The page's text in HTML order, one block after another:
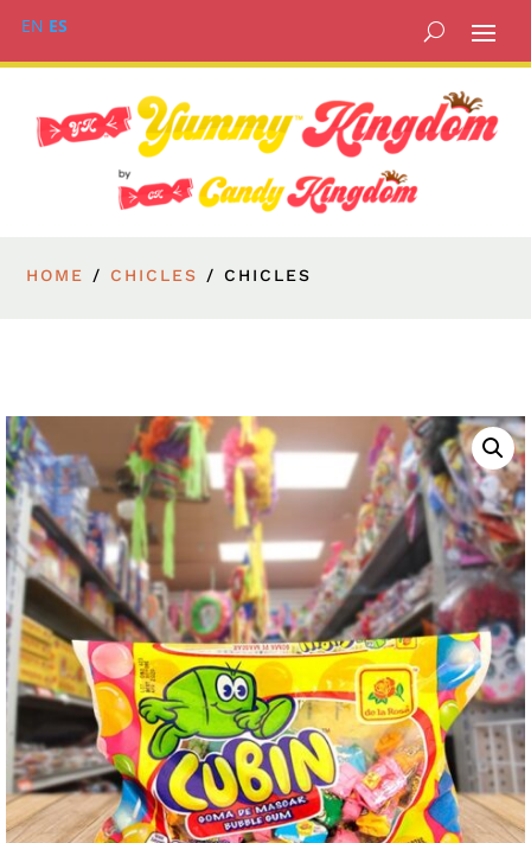
EN ES
HOME / CHICLES / CHICLES